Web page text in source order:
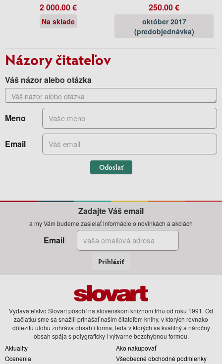
2 000.00 €
Na sklade
250.00 €
október 2017
(predobjednávka)
Názory čitateľov
Váš názor alebo otázka
Meno
Email
Odoslať
Zadajte Váš email
a my Vám budeme zasielať informácie o novinkách a akciách
Email
Prihlásiť
Vydavateľstvo Slovart pôsobí na slovenskom knižnom trhu od roku 1991. Od
začiatku sme sa snažili prinášať našim čitateľom knihy, v ktorých rovnako
dôležitú úlohu zohráva obsah i forma, teda v ktorých sa kvalitný a náročný
obsah spája s polygraficky i výtvarne bezchybnou formou.
Aktuality
Ocenenia
Ako nakupovať
Všeobecné obchodné podmienky